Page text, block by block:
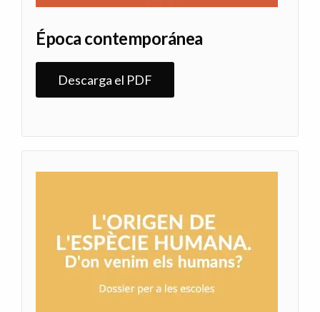
Época contemporánea
Descarga el PDF